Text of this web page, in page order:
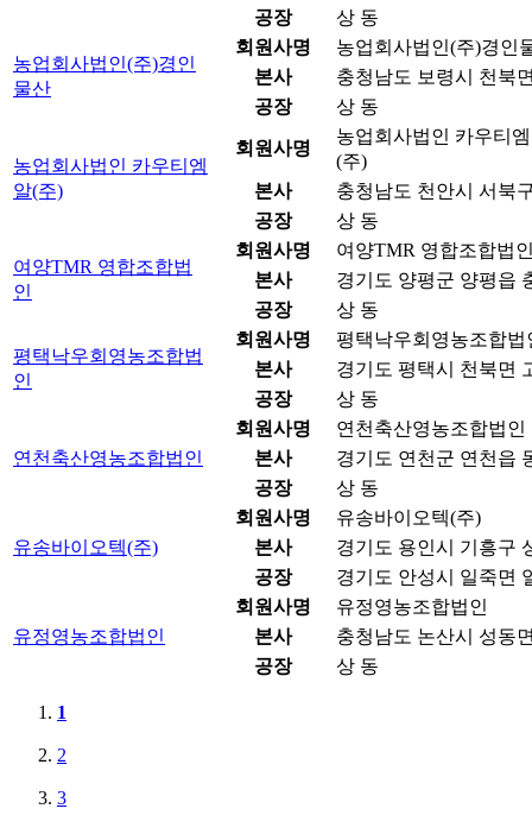
공장
상 동
농업회사법인(주)경인
물산
회원사명
농업회사법인(주)경인
본사
충청남도 보령시 천북
공장
상 동
농업회사법인 카우티엠
알(주)
회원사명
농업회사법인 카우티
(주)
본사
충청남도 천안시 서북
공장
상 동
여양TMR 영합조합법
인
회원사명
여양TMR 영합조합법
본사
경기도 양평군 양평읍
공장
상 동
평택낙우회영농조합법
인
회원사명
평택낙우회영농조합법
본사
경기도 평택시 천북면
공장
상 동
연천축산영농조합법인
회원사명
연천축산영농조합법인
본사
경기도 연천군 연천읍
공장
상 동
유송바이오텍(주)
회원사명
유송바이오텍(주)
본사
경기도 용인시 기흥구
공장
경기도 안성시 일죽면
유정영농조합법인
회원사명
유정영농조합법인
본사
충청남도 논산시 성동
공장
상 동
1
2
3